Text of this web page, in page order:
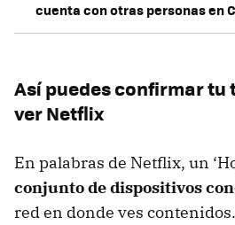
cuenta con otras personas en
Así puedes confirmar tu
ver Netflix
En palabras de Netflix, un
conjunto de dispositivos
red en donde ves